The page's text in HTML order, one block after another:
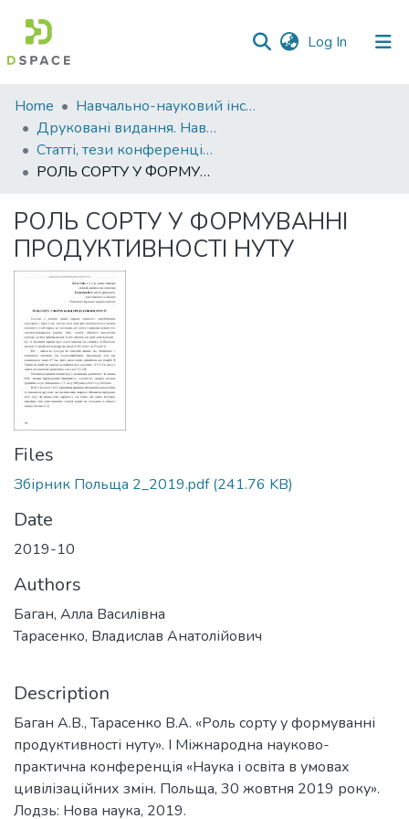
Log In (current)
Communities
&
Collections
All of DSpace
Statistics
Home
Навчально-науковий інститут агротехнологій, селекції та екології
Друковані видання. Навчально-науковий інститут агротехнологій, селекції та екології
Статті, тези конференцій. Навчально-науковий інститут агротехнологій, селекції та екології
РОЛЬ СОРТУ У ФОРМУВАННІ ПРОДУКТИВНОСТІ НУТУ
РОЛЬ СОРТУ У ФОРМУВАННІ
ПРОДУКТИВНОСТІ НУТУ
Files
Збірник Польща 2_2019.pdf(241.76 KB)
Date
2019-10
Authors
Баган, Алла Василівна
Тарасенко, Владислав Анатолійович
Description
Баган А.В., Тарасенко В.А. «Роль сорту у формуванні
продуктивності нуту». І Міжнародна науково-
практична конференція «Наука і освіта в умовах
цивілізаційних змін. Польща, 30 жовтня 2019 року».
Лодзь: Нова наука, 2019.